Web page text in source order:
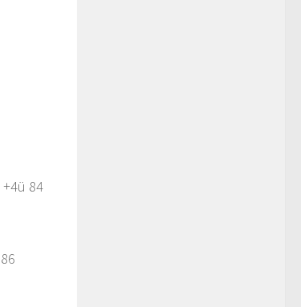
+4ü 84